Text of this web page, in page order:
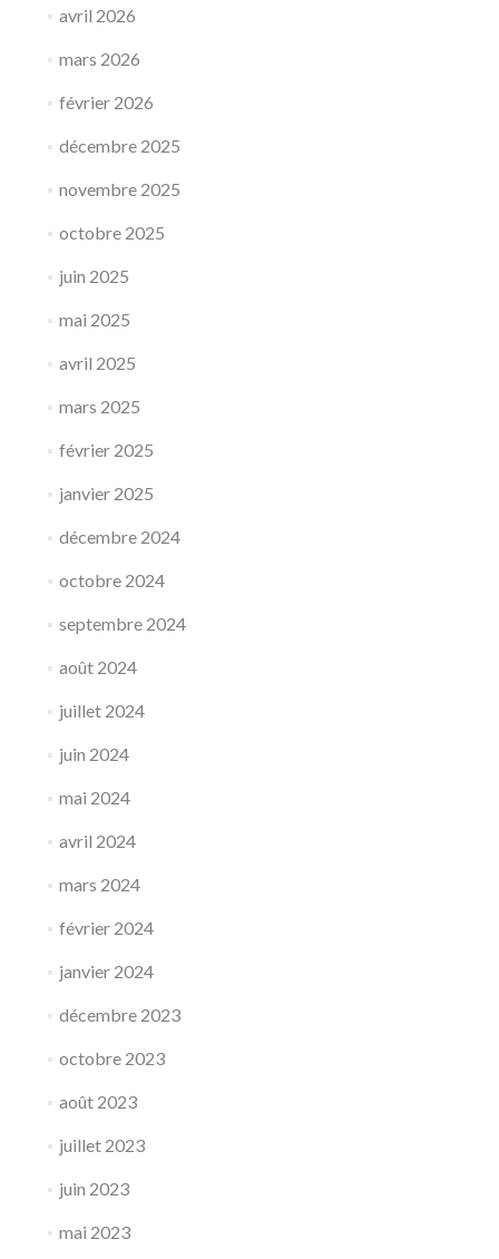
avril 2026
mars 2026
février 2026
décembre 2025
novembre 2025
octobre 2025
juin 2025
mai 2025
avril 2025
mars 2025
février 2025
janvier 2025
décembre 2024
octobre 2024
septembre 2024
août 2024
juillet 2024
juin 2024
mai 2024
avril 2024
mars 2024
février 2024
janvier 2024
décembre 2023
octobre 2023
août 2023
juillet 2023
juin 2023
mai 2023